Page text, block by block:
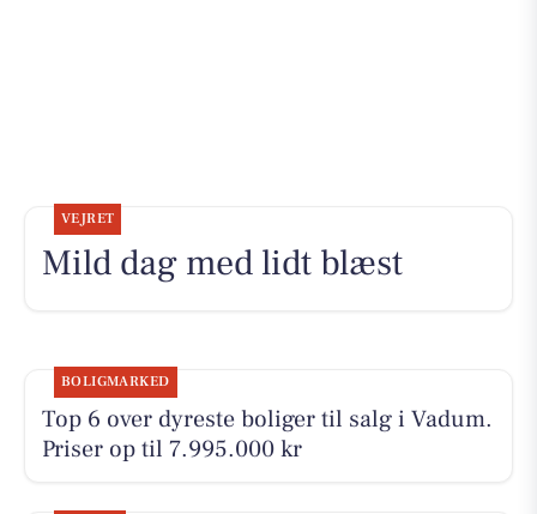
VEJRET
Mild dag med lidt blæst
BOLIGMARKED
Top 6 over dyreste boliger til salg i Vadum.
Priser op til 7.995.000 kr